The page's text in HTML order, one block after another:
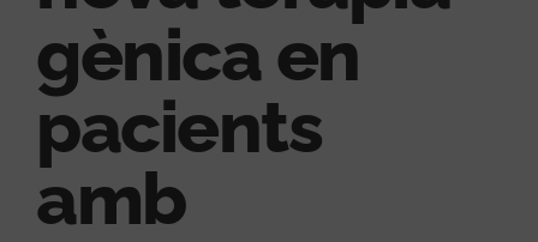
gènica en
pacients
amb